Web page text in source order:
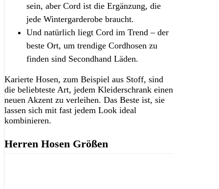
sein, aber Cord ist die Ergänzung, die
jede Wintergarderobe braucht.
Und natürlich liegt Cord im Trend – der
beste Ort, um trendige Cordhosen zu
finden sind Secondhand Läden.
Karierte Hosen, zum Beispiel aus Stoff, sind
die beliebteste Art, jedem Kleiderschrank einen
neuen Akzent zu verleihen. Das Beste ist, sie
lassen sich mit fast jedem Look ideal
kombinieren.
Herren Hosen Größen